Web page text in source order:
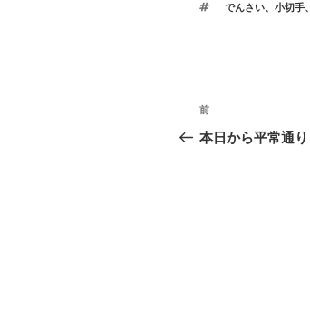
ゴ
タ
でんさい、 小切手、
投
稿
前
の
前
本日から平常通り